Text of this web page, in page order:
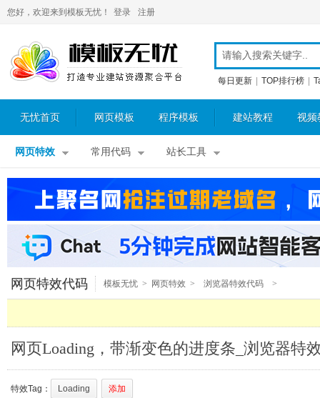
您好，欢迎来到模板无忧！ 登录 注册
每日更新 TOP排行榜
无忧首页 网页模板 程序模板 建站教程 视频
网页特效 常用代码 站长工具
网页特效代码 模板无忧 > 网页特效 > 浏览器特效代码 >
网页Loading，带渐变色的进度条_浏览器特
特效Tag： Loading 添加